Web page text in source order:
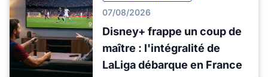
07/08/2026
Disney+ frappe un coup de
maître : l'intégralité de
LaLiga débarque en France